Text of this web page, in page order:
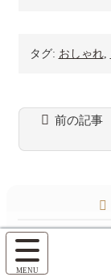
タグ: おしゃれ,
前の記事
ツ
本
文
先
頭
へ
サ
イ